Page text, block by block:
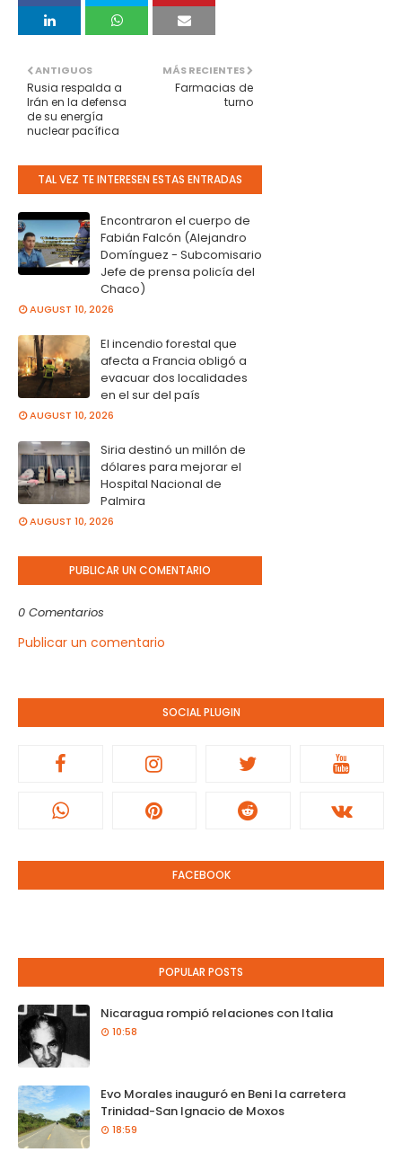
MÁS RECIENTES
Farmacias de
turno
ANTIGUOS
Rusia respalda a
Irán en la defensa
de su energía
nuclear pacífica
TAL VEZ TE INTERESEN ESTAS ENTRADAS
Encontraron el cuerpo de
Fabián Falcón (Alejandro
Domínguez - Subcomisario
Jefe de prensa policía del
Chaco)
AUGUST 10, 2026
El incendio forestal que
afecta a Francia obligó a
evacuar dos localidades
en el sur del país
AUGUST 10, 2026
Siria destinó un millón de
dólares para mejorar el
Hospital Nacional de
Palmira
AUGUST 10, 2026
PUBLICAR UN COMENTARIO
0 Comentarios
Publicar un comentario
SOCIAL PLUGIN
FACEBOOK
POPULAR POSTS
Nicaragua rompió relaciones con Italia
10:58
Evo Morales inauguró en Beni la carretera
Trinidad-San Ignacio de Moxos
18:59